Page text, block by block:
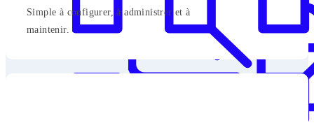
Simple à configurer, à administrer et à
maintenir.